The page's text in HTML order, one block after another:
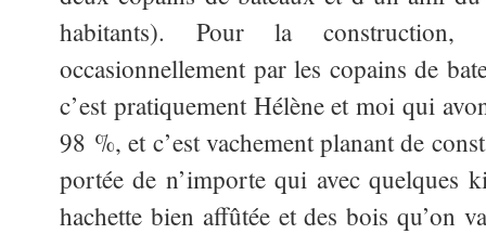
habitants). Pour la
occasionnellement par les copains de
c’est pratiquement Hélène et moi qui
98 %, et c’est vachement planant de
portée de n’importe qui avec quelques
hachette bien affûtée et des bois qu’on